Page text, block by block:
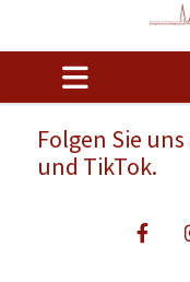
Folgen Sie
und TikTok.